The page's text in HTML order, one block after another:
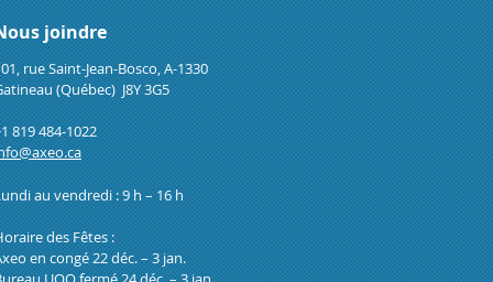
joindre
rue Saint-Jean-Bosco, A-1330
(Québec) J8Y 3G5
819 484-1022
au vendredi : 9 h – 16 h
des Fêtes :
en congé 22 déc. – 3 jan.